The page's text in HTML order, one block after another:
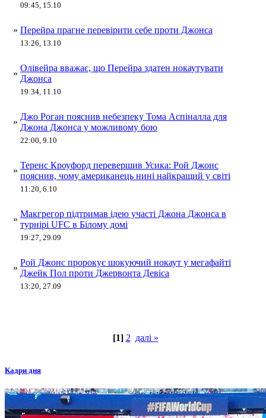
09:45, 15.10
» Перейра прагне перевірити себе проти Джонса
13:26, 13.10
»
Олівейра вважає, що Перейра здатен нокаутувати
Джонса
19:34, 11.10
»
Джо Роган пояснив небезпеку Тома Аспіналла для
Джона Джонса у можливому бою
22:00, 9.10
»
Теренс Кроуфорд перевершив Усика: Рой Джонс
пояснив, чому американець нині найкращий у світі
11:20, 6.10
»
Макгрегор підтримав ідею участі Джона Джонса в
турнірі UFC в Білому домі
19:27, 29.09
»
Рой Джонс пророкує шокуючий нокаут у мегафайті
Джейк Пол проти Джервонта Девіса
13:20, 27.09
[1] 2 далі »
Кадри дня